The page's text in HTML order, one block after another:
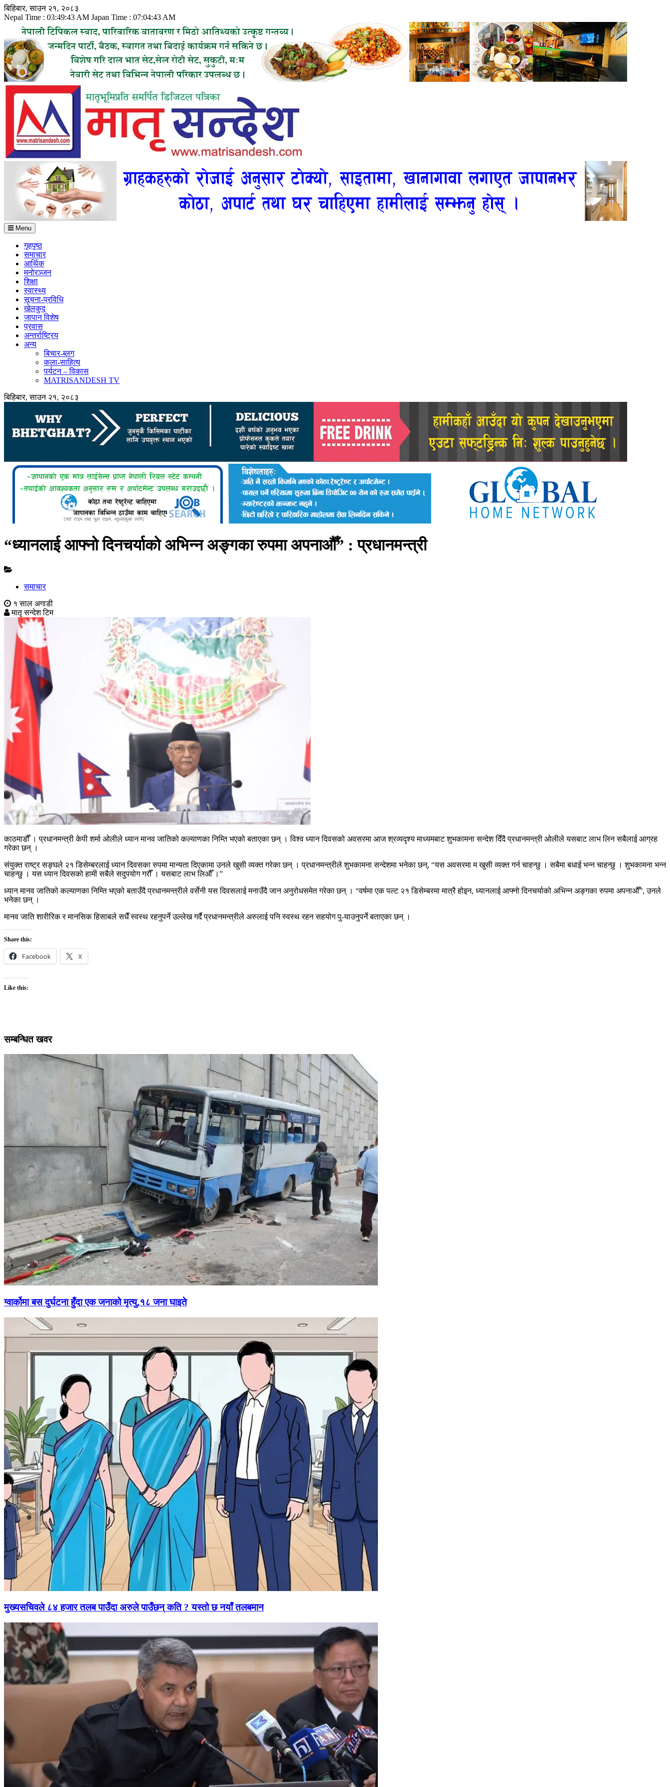
Skip
to
content
बिहिबार, साउन २१, २०८३
Nepal Time : 03:49:45 AM Japan Time : 07:04:45 AM
Menu
गृहपृष्ठ
समाचार
आर्थिक
मनोरञ्जन
शिक्षा
स्वास्थ्य
सूचना-प्रविधि
खेलकुद
जापान विशेष
प्रवास
अन्तर्राष्ट्रिय
अन्य
बिचार-ब्लग
कला-साहित्य
पर्यटन – विकास
MATRISANDESH TV
बिहिबार, साउन २१, २०८३
“ध्यानलाई आफ्नो दिनचर्याको अभिन्न अङ्गका रुपमा अपनाऔँ” : प्रधानमन्त्री
समाचार
१ साल अगाडी
मातृ सन्देश टिम
काठमाडौँ । प्रधानमन्त्री केपी शर्मा ओलीले ध्यान मानव जातिको कल्याणका निम्ति भएको बताएका छन् । विश्व ध्यान दिवसको अवसरमा आज श्रव्यदृश्य माध्यमबाट शुभकामना सन्देश दिँदै प्रधानमन्त्री ओलीले यसबाट लाभ लिन सबैलाई आग्रह
गरेका छन् ।
संयुक्त राष्ट्र सङ्घले २१ डिसेम्बरलाई ध्यान दिवसका रुपमा मान्यता दिएकामा उनले खुसी व्यक्त गरेका छन् । प्रधानमन्त्रीले शुभकामना सन्देशमा भनेका छन्, “यस अवसरमा म खुसी व्यक्त गर्न चाहन्छु । सबैमा बधाई भन्न चाहन्छु । शुभकामना भन्न
चाहन्छु । यस ध्यान दिवसको हामी सबैले सदुपयोग गरौँ । यसबाट लाभ लिऔँ ।”
ध्यान मानव जातिको कल्याणका निम्ति भएको बताउँदै प्रधानमन्त्रीले वर्सेनी यस दिवसलाई मनाउँदै जान अनुरोधसमेत गरेका छन् । “वर्षमा एक पल्ट २१ डिसेम्बरमा मात्रै होइन, ध्यानलाई आफ्नो दिनचर्याको अभिन्न अङ्गका रुपमा अपनाऔँ”, उनले
भनेका छन् ।
मानव जाति शारीरिक र मानसिक हिसाबले सधैँ स्वस्थ रहनुपर्ने उल्लेख गर्दै प्रधानमन्त्रीले अरुलाई पनि स्वस्थ रहन सहयोग पु-याउनुपर्ने बताएका छन् ।
Share this:
Facebook X
Like this:
सम्बन्धित खवर
ग्वार्कोमा बस दुर्घटना हुँदा एक जनाको मृत्यु,१८ जना घाइते
मुख्यसचिवले ८४ हजार तलब पाउँदा अरुले पाउँछन् कति ? यस्तो छ नयाँ तलबमान